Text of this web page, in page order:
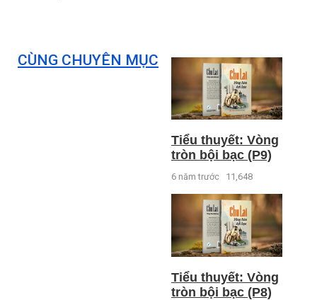
CÙNG CHUYÊN MỤC
Tiểu thuyết: Vòng
tròn bội bạc (P9)
6 năm trước 11,648
Tiểu thuyết: Vòng
tròn bội bạc (P8)